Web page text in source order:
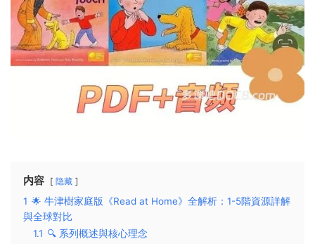
内容 隐藏
1 🌟 牛津樹家庭版《Read at Home》全解析：1-5階資源詳解
與全球對比
1.1 🔍 系列概述與核心理念